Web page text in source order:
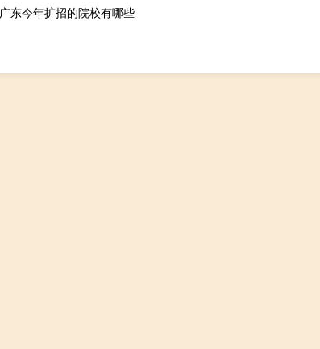
广东今年扩招的院校有哪些